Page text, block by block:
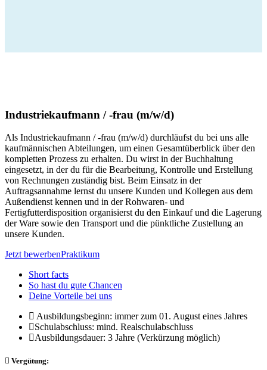
Industriekaufmann / -frau (m/w/d)
Als Industriekaufmann / -frau (m/w/d) durchläufst du bei uns alle
kaufmännischen Abteilungen, um einen Gesamtüberblick über den
kompletten Prozess zu erhalten. Du wirst in der Buchhaltung
eingesetzt, in der du für die Bearbeitung, Kontrolle und Erstellung
von Rechnungen zuständig bist. Beim Einsatz in der
Auftragsannahme lernst du unsere Kunden und Kollegen aus dem
Außendienst kennen und in der Rohwaren- und
Fertigfutterdisposition organisierst du den Einkauf und die Lagerung
der Ware sowie den Transport und die pünktliche Zustellung an
unsere Kunden.
Jetzt bewerbenPraktikum
Short facts
So hast du gute Chancen
Deine Vorteile bei uns
Ausbildungsbeginn: immer zum 01. August eines Jahres
Schulabschluss: mind. Realschulabschluss
Ausbildungsdauer: 3 Jahre (Verkürzung möglich)
Vergütung: